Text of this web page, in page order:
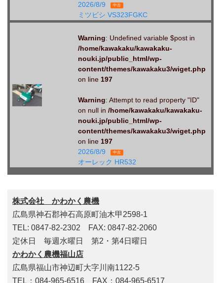
2026/8/9
中古
ミツビシ VS323FGKC
Warning: Undefined variable $post in
/home/kawakaku/kawakaku-
nouki.jp/public_html/wp-
content/themes/kawakaku3/wiget.php
on line 197
Warning: Attempt to read property "ID"
on null in /home/kawakaku/kawakaku-
nouki.jp/public_html/wp-
content/themes/kawakaku3/wiget.php
on line 197
2026/8/9
中古
オーレック HR532
株式会社 かわかく農機
広島県神石郡神石高原町油木甲2598-1
TEL: 0847-82-2302 FAX: 0847-82-2060
定休日 毎週水曜日 第2・第4日曜日
かわかく農機福山店
広島県福山市神辺町大字川南1122-5
TEL：084-965-6516 FAX：084-965-6517